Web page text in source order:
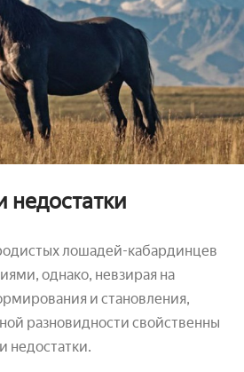
недостатки
лошадей-кабардинцев
однако, невзирая на
и становления,
разновидности свойственны
недостатки.